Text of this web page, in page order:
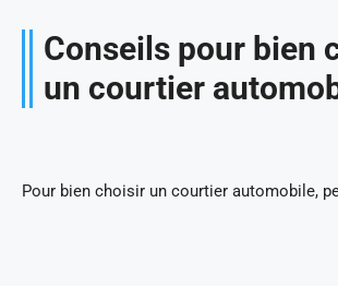
Conseils pour bien
un courtier
Pour bien choisir un courtier automobile,